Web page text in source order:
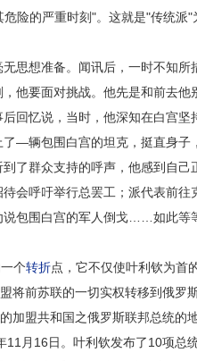
险的严重时刻"。这就是"传统
想准备。闻讯后，一时不知所
他要面对挑战。他先是和前去
后回忆说，当时，他深知在白宫
—辆包围白宫的坦克，挺直身
了群众支持的呼声，他感到自
会呼吁举行总罢工；派代表前
包围白宫的军人倒戈……如此等
个转折点，它不仅使叶利钦为首
将前苏联的一切实权转移到俄罗
盟共和国之俄罗斯联邦总统的
月16日。叶利钦发布了10项